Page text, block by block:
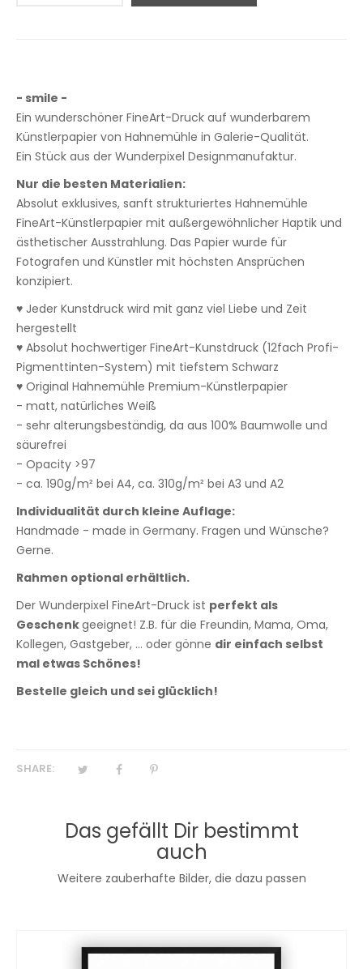
- smile -
Ein wunderschöner FineArt-Druck auf wunderbarem
Künstlerpapier von Hahnemühle in Galerie-Qualität.
Ein Stück aus der Wunderpixel Designmanufaktur.
Nur die besten Materialien:
Absolut exklusives, sanft strukturiertes Hahnemühle
FineArt-Künstlerpapier mit außergewöhnlicher Haptik und
ästhetischer Ausstrahlung. Das Papier wurde für
Fotografen und Künstler mit höchsten Ansprüchen
konzipiert.
♥ Jeder Kunstdruck wird mit ganz viel Liebe und Zeit
hergestellt
♥ Absolut hochwertiger FineArt-Kunstdruck (12fach Profi-
Pigmenttinten-System) mit tiefstem Schwarz
♥ Original Hahnemühle Premium-Künstlerpapier
- matt, natürliches Weiß
- sehr alterungsbeständig, da aus 100% Baumwolle und
säurefrei
- Opacity >97
- ca. 190g/m² bei A4, ca. 310g/m² bei A3 und A2
Individualität durch kleine Auflage:
Handmade - made in Germany. Fragen und Wünsche?
Gerne.
Rahmen optional erhältlich.
Der Wunderpixel FineArt-Druck ist perfekt als
Geschenkgeeignet! Z.B. für die Freundin, Mama, Oma,
Kollegen, Gastgeber, ... oder gönne dir einfach selbst
mal etwas Schönes!
Bestelle gleich und sei glücklich!
SHARE:
Das gefällt Dir bestimmt
auch
Weitere zauberhafte Bilder, die dazu passen